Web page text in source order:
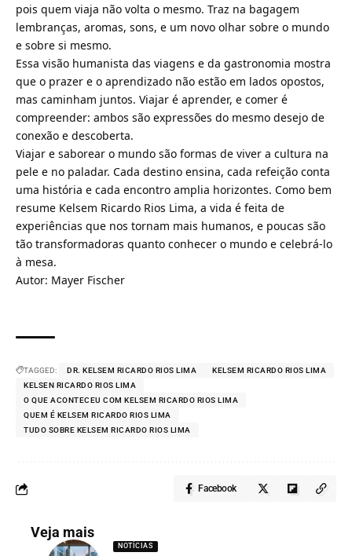
pois quem viaja não volta o mesmo. Traz na bagagem
lembranças, aromas, sons, e um novo olhar sobre o mundo
e sobre si mesmo.
Essa visão humanista das viagens e da gastronomia mostra
que o prazer e o aprendizado não estão em lados opostos,
mas caminham juntos. Viajar é aprender, e comer é
compreender: ambos são expressões do mesmo desejo de
conexão e descoberta.
Viajar e saborear o mundo são formas de viver a cultura na
pele e no paladar. Cada destino ensina, cada refeição conta
uma história e cada encontro amplia horizontes. Como bem
resume Kelsem Ricardo Rios Lima, a vida é feita de
experiências que nos tornam mais humanos, e poucas são
tão transformadoras quanto conhecer o mundo e celebrá-lo
à mesa.
Autor: Mayer Fischer
TAGGED: DR. KELSEM RICARDO RIOS LIMA
KELSEM RICARDO RIOS LIMA
KELSEN RICARDO RIOS LIMA
O QUE ACONTECEU COM KELSEM RICARDO RIOS LIMA
QUEM É KELSEM RICARDO RIOS LIMA
TUDO SOBRE KELSEM RICARDO RIOS LIMA
Facebook
Veja mais
NOTÍCIAS